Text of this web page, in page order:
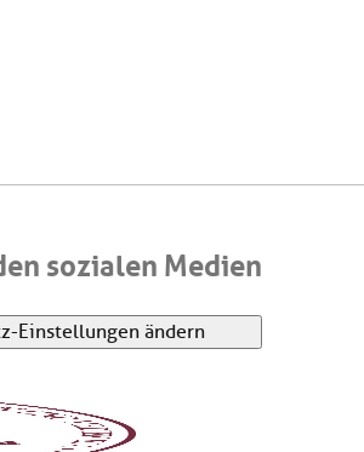
sozialen Medien
Einstellungen ändern